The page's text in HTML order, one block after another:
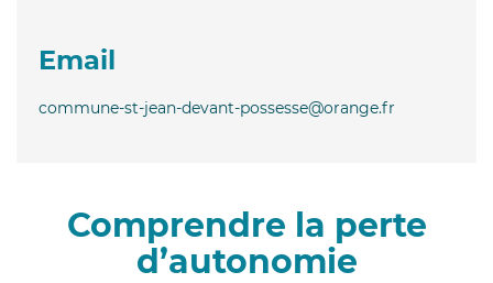
Email
commune-st-jean-devant-possesse@orange.fr
Comprendre la perte
d’autonomie